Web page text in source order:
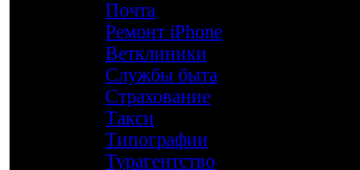
Почта
Ремонт iPhone
Ветклиники
Службы быта
Страхование
Такси
Типографии
Турагентство